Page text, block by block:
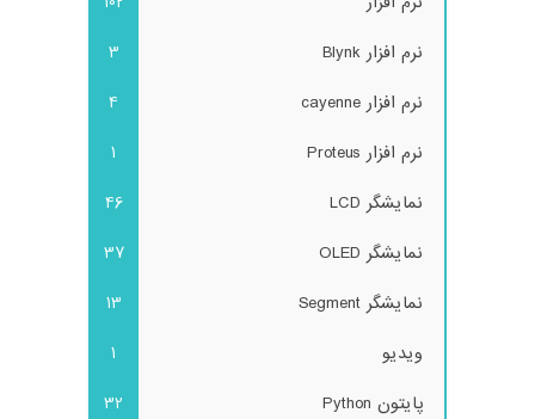
نرم افزار Blynk
3
نرم افزار cayenne
4
نرم افزار Proteus
1
نمایشگر LCD
46
نمایشگر OLED
37
نمایشگر Segment
13
ویدیو
1
پایتون Python
32